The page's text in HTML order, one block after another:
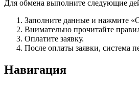
Для обмена выполните следующие
Заполните данные и нажмите
Внимательно прочитайте
Оплатите заявку.
После оплаты заявки, система
Навигация